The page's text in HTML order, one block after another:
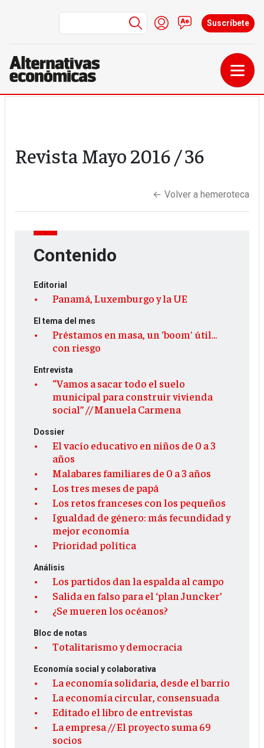
Menú de cuenta de
Iniciar sesión
Contacto
Suscríbete
Revista Mayo 2016 / 36
← Volver a hemeroteca
Contenido
Editorial
Panamá, Luxemburgo y la UE
El tema del mes
Préstamos en masa, un 'boom' útil...
con riesgo
Entrevista
“Vamos a sacar todo el suelo
municipal para construir vivienda
social” // Manuela Carmena
Dossier
El vacío educativo en niños de 0 a 3
años
Malabares familiares de 0 a 3 años
Los tres meses de papá
Los retos franceses con los pequeños
Igualdad de género: más fecundidad y
mejor economía
Prioridad política
Análisis
Los partidos dan la espalda al campo
Salida en falso para el ‘plan Juncker’
¿Se mueren los océanos?
Bloc de notas
Totalitarismo y democracia
Economía social y colaborativa
La economía solidaria, desde el barrio
La economía circular, consensuada
Editado el libro de entrevistas
La empresa // El proyecto suma 69
socios